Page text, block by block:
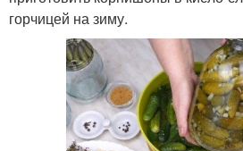
горчицей на зиму.